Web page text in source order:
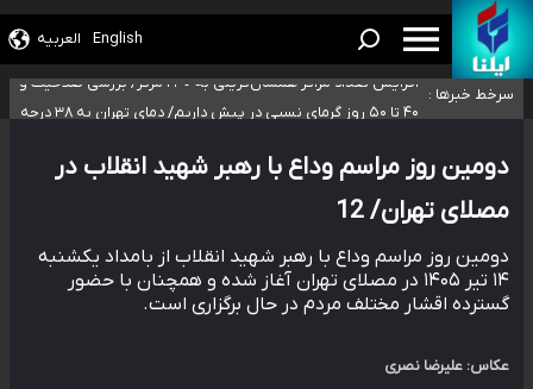
English العربیه
سرخط خبرها :
ضرورت آموزش حریم خصوصی در فضای آنلاین در مدارس/ هزینه‌های سنگین
اجتماعی انتشار تصاویر خصوصی برای قربانیان/ سوءاستفاده مجرمان از ترس
رسوایی
افزایش تعداد مراکز همسان‌گزینی به ۲۳۰ مرکز/ بررسی صلاحیت و نظارت‌ها به
سازمان تبلیغات واگذار شده است
۴۰ تا ۵۰ روز گرمای نسبی در پیش داریم/ دمای تهران به ۳۸ درجه
هستیم، اما هنوز پاسخ مشخصی نگرفته‌ایم
تعویق آزمون ورودی دکترای تخصصی فرماندهی صحنه عملیات و دکترای
تخصصی جغرافیای نظامی دافوس آجا
دومین روز مراسم وداع با رهبر شهید انقلاب در
مصلای تهران/ 12
دومین روز مراسم وداع با رهبر شهید انقلاب از بامداد یکشنبه
۱۴ تیر ۱۴۰۵ در مصلای تهران آغاز شده و همچنان با حضور
گسترده اقشار مختلف مردم در حال برگزاری است.
عکاس: علیرضا نصری